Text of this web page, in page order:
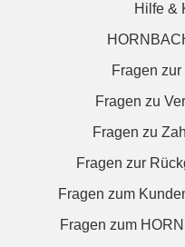
Hilfe &
Fragen
Fragen zu
Fragen zu
Fragen zur
Fragen zum
Fragen zum